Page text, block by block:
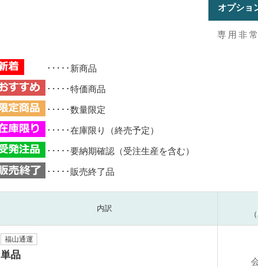
オプショ
専用非
･････新商品
･････特価商品
･････数量限定
･････在庫限り（終売予定）
･････要納期確認（受注生産を含む）
･････販売終了品
内訳
福山通運
単品